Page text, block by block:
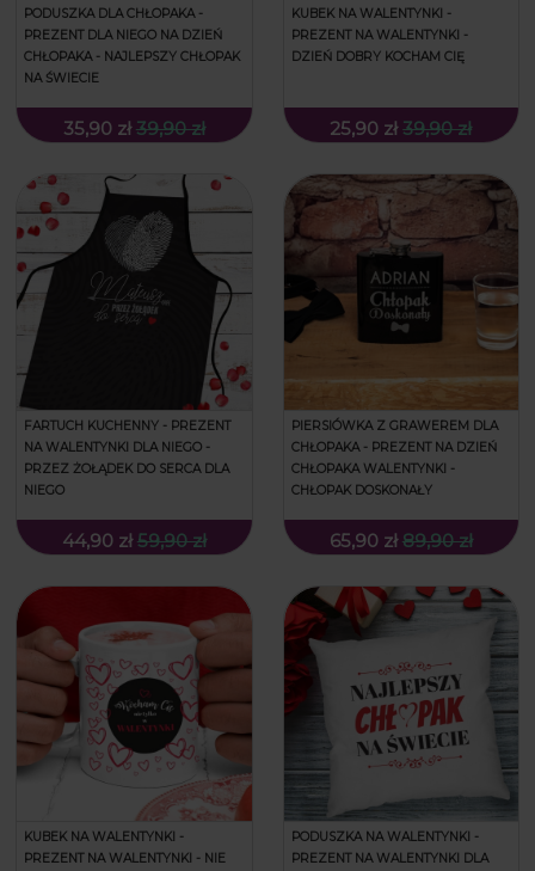
PODUSZKA DLA CHŁOPAKA -
PREZENT DLA NIEGO NA DZIEŃ
CHŁOPAKA - NAJLEPSZY CHŁOPAK
NA ŚWIECIE
35,90 zł 39,90 zł
KUBEK NA WALENTYNKI -
PREZENT NA WALENTYNKI -
DZIEŃ DOBRY KOCHAM CIĘ
25,90 zł 39,90 zł
FARTUCH KUCHENNY - PREZENT
NA WALENTYNKI DLA NIEGO -
PRZEZ ŻOŁĄDEK DO SERCA DLA
NIEGO
44,90 zł 59,90 zł
PIERSIÓWKA Z GRAWEREM DLA
CHŁOPAKA - PREZENT NA DZIEŃ
CHŁOPAKA WALENTYNKI -
CHŁOPAK DOSKONAŁY
65,90 zł 89,90 zł
KUBEK NA WALENTYNKI -
PREZENT NA WALENTYNKI - NIE
PODUSZKA NA WALENTYNKI -
PREZENT NA WALENTYNKI DLA